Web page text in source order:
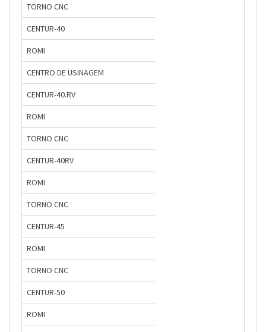
TORNO CNC
CENTUR-40
ROMI
CENTRO DE USINAGEM
CENTUR-40.RV
ROMI
TORNO CNC
CENTUR-40RV
ROMI
TORNO CNC
CENTUR-45
ROMI
TORNO CNC
CENTUR-50
ROMI